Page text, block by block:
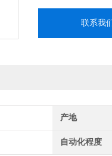
联系我
产地
自动化程度